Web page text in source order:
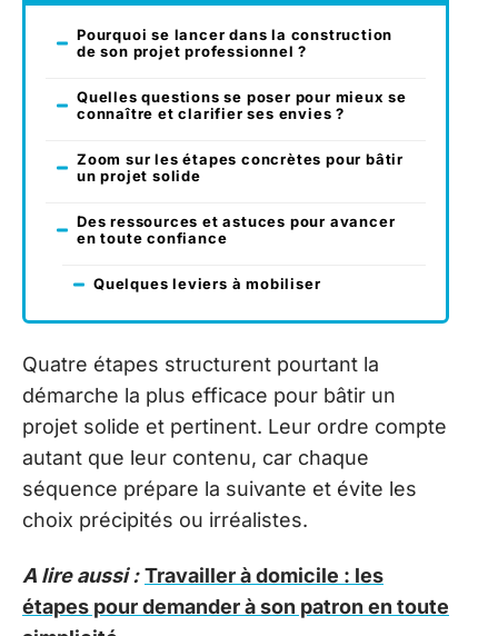
Pourquoi se lancer dans la construction
de son projet professionnel ?
Quelles questions se poser pour mieux se
connaître et clarifier ses envies ?
Zoom sur les étapes concrètes pour bâtir
un projet solide
Des ressources et astuces pour avancer
en toute confiance
Quelques leviers à mobiliser
Quatre étapes structurent pourtant la
démarche la plus efficace pour bâtir un
projet solide et pertinent. Leur ordre compte
autant que leur contenu, car chaque
séquence prépare la suivante et évite les
choix précipités ou irréalistes.
A lire aussi : Travailler à domicile : les
étapes pour demander à son patron en toute